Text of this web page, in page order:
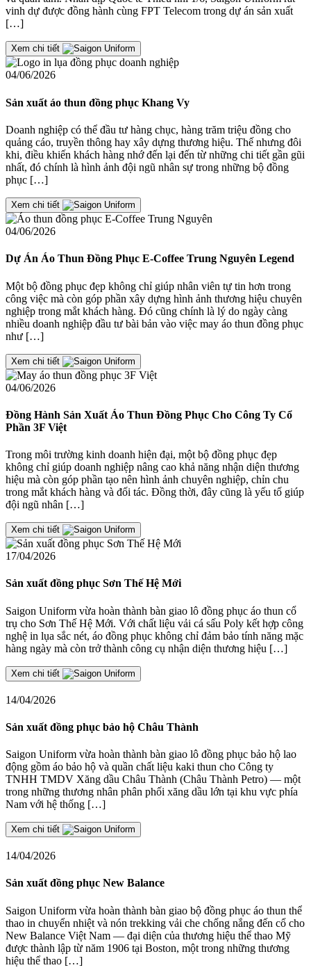
vinh dự được đồng hành cùng FPT Telecom trong dự án sản xuất
[…]
Xem chi tiết
04/06/2026
Sản xuất áo thun đồng phục Khang Vy
Doanh nghiệp có thể đầu tư hàng chục, hàng trăm triệu đồng cho
quảng cáo, truyền thông hay xây dựng thương hiệu. Thế nhưng đôi
khi, điều khiến khách hàng nhớ đến lại đến từ những chi tiết gần gũi
nhất, đó chính là hình ảnh đội ngũ nhân sự trong những bộ đồng
phục […]
Xem chi tiết
04/06/2026
Dự Án Áo Thun Đồng Phục E-Coffee Trung Nguyên Legend
Một bộ đồng phục đẹp không chỉ giúp nhân viên tự tin hơn trong
công việc mà còn góp phần xây dựng hình ảnh thương hiệu chuyên
nghiệp trong mắt khách hàng. Đó cũng chính là lý do ngày càng
nhiều doanh nghiệp đầu tư bài bản vào việc may áo thun đồng phục
như […]
Xem chi tiết
04/06/2026
Đồng Hành Sản Xuất Áo Thun Đồng Phục Cho Công Ty Cổ
Phần 3F Việt
Trong môi trường kinh doanh hiện đại, một bộ đồng phục đẹp
không chỉ giúp doanh nghiệp nâng cao khả năng nhận diện thương
hiệu mà còn góp phần tạo nên hình ảnh chuyên nghiệp, chỉn chu
trong mắt khách hàng và đối tác. Đồng thời, đây cũng là yếu tố giúp
đội ngũ nhân […]
Xem chi tiết
17/04/2026
Sản xuất đồng phục Sơn Thế Hệ Mới
Saigon Uniform vừa hoàn thành bàn giao lô đồng phục áo thun cổ
trụ cho Sơn Thế Hệ Mới. Với chất liệu vải cá sấu Poly kết hợp công
nghệ in lụa sắc nét, áo đồng phục không chỉ đảm bảo tính năng mặc
hàng ngày mà còn trở thành công cụ nhận diện thương hiệu […]
Xem chi tiết
14/04/2026
Sản xuất đồng phục bảo hộ Châu Thành
Saigon Uniform vừa hoàn thành bàn giao lô đồng phục bảo hộ lao
động gồm áo bảo hộ và quần chất liệu kaki thun cho Công ty
TNHH TMDV Xăng dầu Châu Thành (Châu Thành Petro) — một
trong những thương nhân phân phối xăng dầu lớn tại khu vực phía
Nam với hệ thống […]
Xem chi tiết
14/04/2026
Sản xuất đồng phục New Balance
Saigon Uniform vừa hoàn thành bàn giao bộ đồng phục áo thun thể
thao in chuyển nhiệt và nón trekking vải che chống nắng đến cổ cho
New Balance Việt Nam — đại diện của thương hiệu thể thao Mỹ
được thành lập từ năm 1906 tại Boston, một trong những thương
hiệu thể thao […]